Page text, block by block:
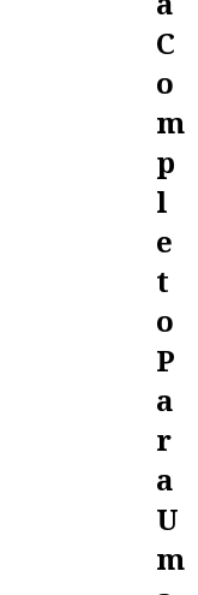
C
O
M
P
L
E
T
O
P
A
R
A
U
M